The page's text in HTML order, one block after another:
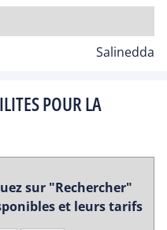
Salinedda
POUR LA
sur "Rechercher"
et leurs tarifs